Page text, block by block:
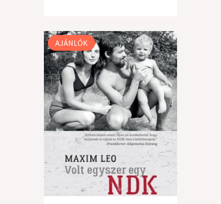
AJÁNLÓK